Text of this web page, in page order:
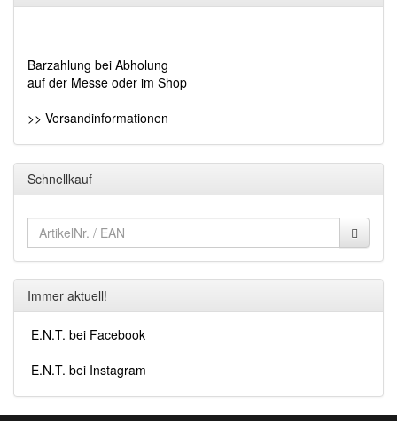
Barzahlung bei Abholung
auf der Messe oder im Shop
>> Versandinformationen
Schnellkauf
Immer aktuell!
E.N.T. bei Facebook
E.N.T. bei Instagram